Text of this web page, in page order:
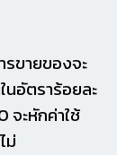
รขายของจะ
นอัตราร้อยละ
จะหักค่าใช้
ม่